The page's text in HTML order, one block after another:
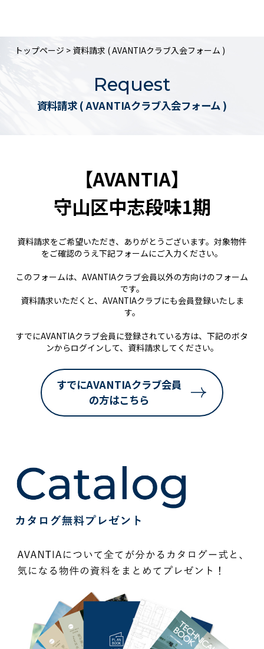
トップページ > 資料請求 ( AVANTIAクラブ入会フォーム )
Request
資料請求 ( AVANTIAクラブ入会フォーム )
【AVANTIA】
守山区中志段味1期
資料請求をご希望いただき、ありがとうございます。対象物件
をご確認のうえ下記フォームにご入力ください。
このフォームは、AVANTIAクラブ会員以外の方向けのフォーム
です。
資料請求いただくと、AVANTIAクラブにも会員登録いたしま
す。
すでにAVANTIAクラブ会員に登録されている方は、下記のボタ
ンからログインして、資料請求してください。
すでにAVANTIAクラブ会員
の方はこちら